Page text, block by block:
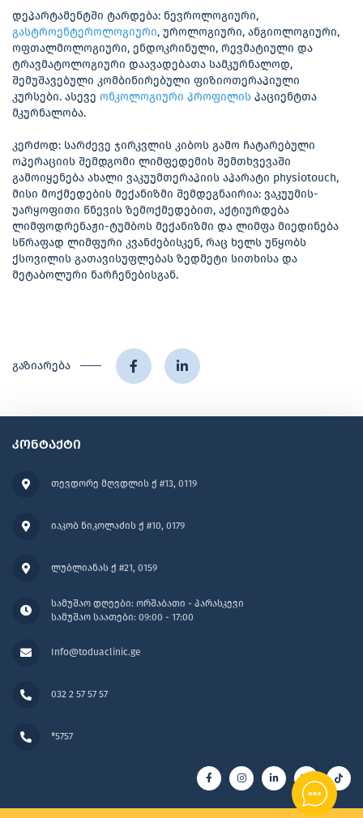
დეპარტამენტში ტარდება: ნევროლოგიური,
გასტროენტეროლოგიური, უროლოგიური, ანგიოლოგიური,
ოფთალმოლოგიური, ენდოკრინული, რევმატიული და
ტრავმატოლოგიური დაავადებათა სამკურნალოდ,
შემუშავებული კომბინირებული ფიზიოთერაპიული
კურსები. ასევე ონკოლოგიური პროფილის პაციენტთა
მკურნალობა.
კერძოდ: სარძევე ჯირკვლის კიბოს გამო ჩატარებული
ოპერაციის შემდგომი ლიმფედემის შემთხვევაში
გამოიყენება ახალი ვაკუუმთერაპიის აპარატი physiotouch,
მისი მოქმედების მექანიზმი შემდეგნაირია: ვაკუუმის-
უარყოფითი წნევის ზემოქმედებით, აქტიურდება
ლიმფოდრენაჟი-ტუმბოს მექანიზმი და ლიმფა მიედინება
სწრაფად ლიმფური კვანძებისკენ, რაც ხელს უწყობს
ქსოვილის გათავისუფლებას ზედმეტი სითხისა და
მეტაბოლური ნარჩენებისგან.
გაზიარება
კონტაქტი
თევდორე მღვდლის ქ #13, 0119
სამუშაო დღეები: ორშაბათი - პარასკევი
სამუშაო საათები: 09:00 - 17:00
იაკობ ნიკოლაძის ქ #10, 0179
Info@toduaclinic.ge
ლუბლიანას ქ #21, 0159
032 2 57 57 57
*5757